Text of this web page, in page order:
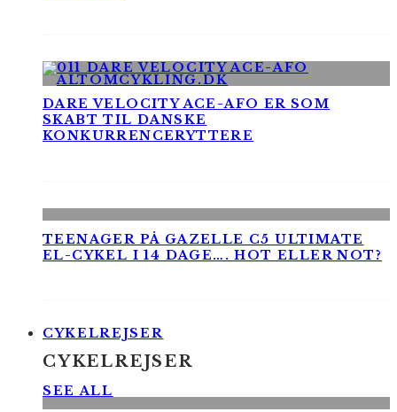
DARE VELOCITY ACE-AFO ER SOM
SKABT TIL DANSKE
KONKURRENCERYTTERE
TEENAGER PÅ GAZELLE C5 ULTIMATE
EL-CYKEL I 14 DAGE…. HOT ELLER NOT?
CYKELREJSER
CYKELREJSER
SEE ALL